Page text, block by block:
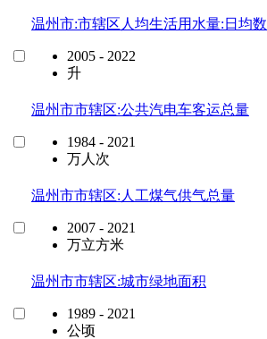
温州市:市辖区人均生活用水量:日均数
2005 - 2022
升
温州市市辖区:公共汽电车客运总量
1984 - 2021
万人次
温州市市辖区:人工煤气供气总量
2007 - 2021
万立方米
温州市市辖区:城市绿地面积
1989 - 2021
公顷